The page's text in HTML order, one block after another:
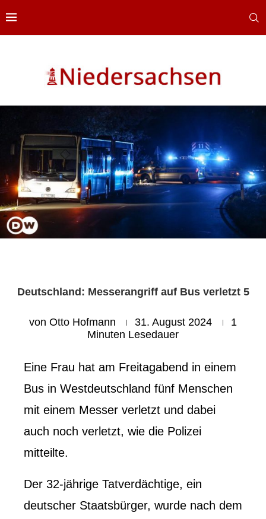
Deutschland: Messerangriff auf Bus verletzt 5
von Otto Hofmann 31. August 2024
1
Minuten Lesedauer
Eine Frau hat am Freitagabend in einem
Bus in Westdeutschland fünf Menschen
mit einem Messer verletzt und dabei
auch noch verletzt, wie die Polizei
mitteilte.
Der 32-jährige Tatverdächtige, ein
deutscher Staatsbürger, wurde nach dem